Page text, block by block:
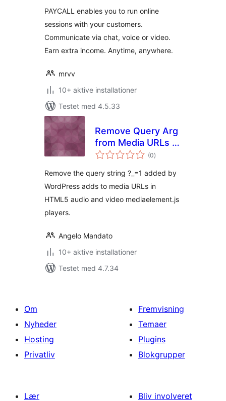
PAYCALL enables you to run online
sessions with your customers.
Communicate via chat, voice or video.
Earn extra income. Anytime, anywhere.
mrvv
10+ aktive installationer
Testet med 4.5.33
Remove Query Arg
from Media URLs ?
_=1
(0totale
bedømmelser
)
Remove the query string ?_=1 added by
WordPress adds to media URLs in
HTML5 audio and video mediaelement.js
players.
Angelo Mandato
10+ aktive installationer
Testet med 4.7.34
Om
Nyheder
Hosting
Privatliv
Fremvisning
Temaer
Plugins
Blokgrupper
Lær
Bliv involveret